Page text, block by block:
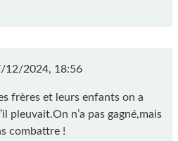
12/2024, 18:56
frères et leurs enfants on a
pleuvait.On n’a pas gagné,mais
combattre !